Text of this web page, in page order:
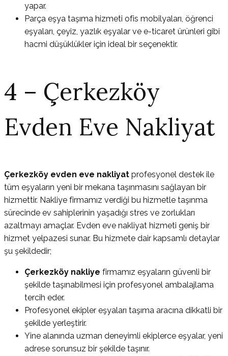
yapar.
Parça eşya taşıma hizmeti ofis mobilyaları, öğrenci
eşyaları, çeyiz, yazlık eşyalar ve e-ticaret ürünleri gibi
hacmi düşüklükler için ideal bir seçenektir.
4 – Çerkezköy
Evden Eve Nakliyat
Çerkezköy evden eve nakliyat profesyonel destek ile
tüm eşyaların yeni bir mekana taşınmasını sağlayan bir
hizmettir. Nakliye firmamız verdiği bu hizmetle taşınma
sürecinde ev sahiplerinin yaşadığı stres ve zorlukları
azaltmayı amaçlar. Evden eve nakliyat hizmeti geniş bir
hizmet yelpazesi sunar. Bu hizmete dair kapsamlı detaylar
şu şekildedir;
Çerkezköy nakliye firmamız eşyaların güvenli bir
şekilde taşınabilmesi için profesyonel ambalajlama
tercih eder.
Profesyonel ekipler eşyaları taşıma aracına dikkatli bir
şekilde yerleştirir.
Yine alanında uzman deneyimli ekiplerce eşyalar, yeni
adrese sorunsuz bir şekilde taşınır.